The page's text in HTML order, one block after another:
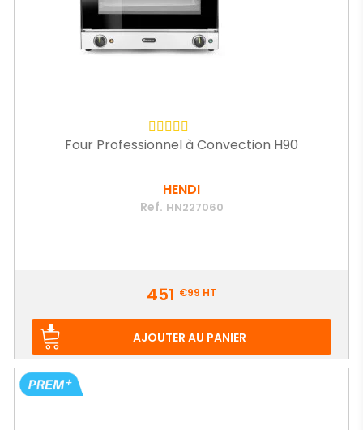
Four Professionnel à Convection H90
HENDI
Ref. HN227060
451 €99 HT
AJOUTER AU PANIER